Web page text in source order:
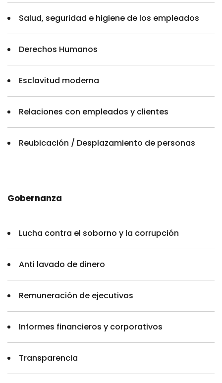
Salud, seguridad e higiene de los empleados
Derechos Humanos
Esclavitud moderna
Relaciones con empleados y clientes
Reubicación / Desplazamiento de personas
Gobernanza
Lucha contra el soborno y la corrupción
Anti lavado de dinero
Remuneración de ejecutivos
Informes financieros y corporativos
Transparencia